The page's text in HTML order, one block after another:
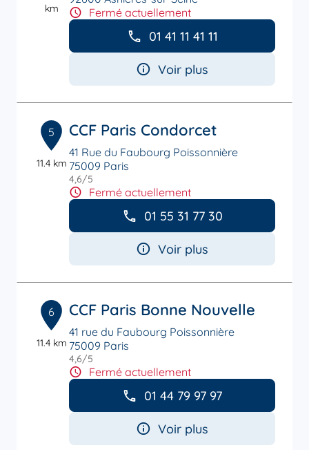
km
Fermé actuellement
01 41 11 41 11
Voir plus
5
11.4 km
CCF Paris Condorcet
41 Rue du Faubourg Poissonnière
75009 Paris
4,6/5
Fermé actuellement
01 55 31 77 30
Voir plus
6
11.4 km
CCF Paris Bonne Nouvelle
41 rue du Faubourg Poissonnière
75009 Paris
4,6/5
Fermé actuellement
01 44 79 97 97
Voir plus